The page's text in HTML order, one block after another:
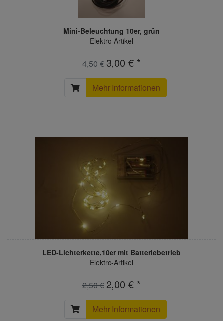
Mini-Beleuchtung 10er, grün
Elektro-Artikel
4,50 € 3,00 € *
Mehr Informationen
LED-Lichterkette,10er mit Batteriebetrieb
Elektro-Artikel
2,50 €2,00 € *
Mehr Informationen